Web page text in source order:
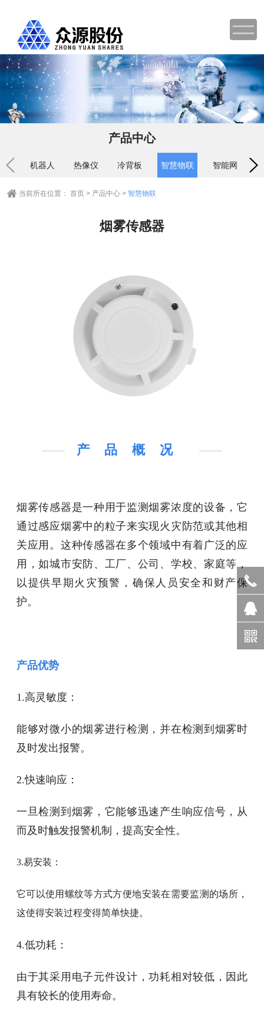
产品中心
机器人 热像仪 冷背板 智慧物联 智能网关
当前所在位置： 首页 > 产品中心 > 智慧物联
烟雾传感器
产品概况
烟雾传感器是一种用于监测烟雾浓度的设备，它
通过感应烟雾中的粒子来实现火灾防范或其他相
关应用。这种传感器在多个领域中有着广泛的应
用，如城市安防、工厂、公司、学校、家庭等，
以提供早期火灾预警，确保人员安全和财产保
护。
产品优势
1.高灵敏度：
能够对微小的烟雾进行检测，并在检测到烟雾时
及时发出报警。
2.快速响应：
一旦检测到烟雾，它能够迅速产生响应信号，从
而及时触发报警机制，提高安全性。
3.易安装：
它可以使用螺纹等方式方便地安装在需要监测的场所，
这使得安装过程变得简单快捷。
4.低功耗：
由于其采用电子元件设计，功耗相对较低，因此
具有较长的使用寿命。